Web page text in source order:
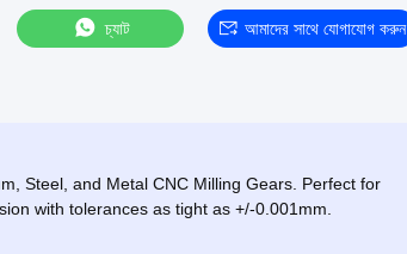
চ্যাট আমাদের সাথে যোগাযোগ করুন
Steel, and Metal CNC Milling Gears. Perfect for
with tolerances as tight as +/-0.001mm.